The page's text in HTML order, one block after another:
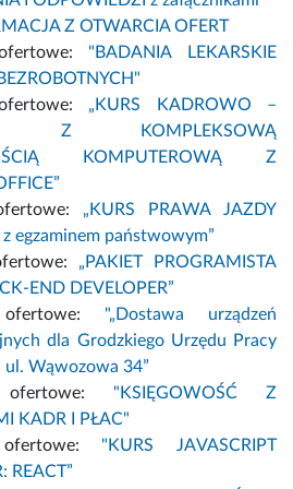
Z OTWARCIA OFERT
"BADANIA LEKARSKIE
„KURS KADROWO –
Z KOMPLEKSOWĄ
KOMPUTEROWĄ Z
„KURS PRAWA JAZDY
z egzaminem państwowym”
„PAKIET PROGRAMISTA
END DEVELOPER”
"„Dostawa urządzeń
dla Grodzkiego Urzędu Pracy
Wąwozowa 34”
ofertowe: "KSIĘGOWOŚĆ Z
KADR I PŁAC"
ofertowe: "KURS JAVASCRIPT
REACT”